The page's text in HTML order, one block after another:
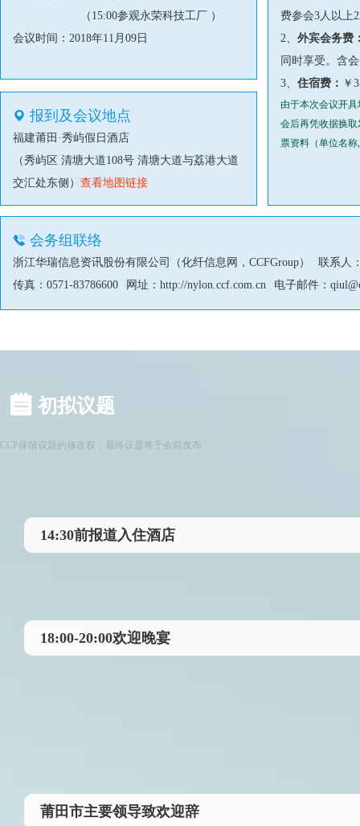
（15:00参观永荣科技工厂 ）
会议时间：2018年11月09日
报到及会议地点
福建莆田·秀屿假日酒店
（秀屿区 清塘大道108号 清塘大道与荔港大道
交汇处东侧） 查看地图链接
费参会3人以上
2、 外宾会务费
同时享受。含
3、 住宿费： ￥
由于本次会议开
会后再凭收据换
票资料（单位名
会务组联络
浙江华瑞信息资讯股份有限公司（化纤信息网，CCFGroup）
联系人
传真：0571-83786600
网址： http://nylon.ccf.com.cn 电子邮件：
初拟议题
14:30前报道入住酒店
18:00-20:00欢迎晚宴
莆田市主要领导致欢迎辞
CCF保留议题的修改权，最终议题将于会前发布